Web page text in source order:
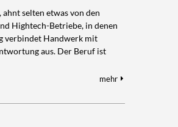
selten etwas von den
Hightech-Betriebe, in denen
verbindet Handwerk mit
aus. Der Beruf ist
mehr